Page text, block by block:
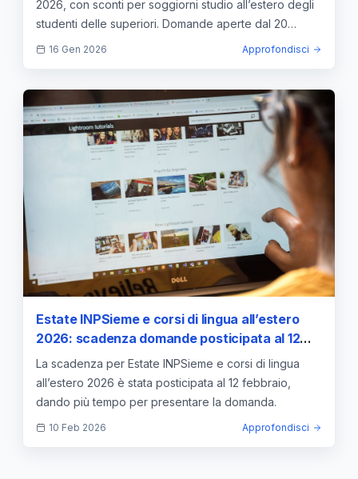
2026, con sconti per soggiorni studio all’estero degli
studenti delle superiori. Domande aperte dal 20
gennaio al 10 febbraio 2026.
16 Gen 2026 Approfondisci
Estate INPSieme e corsi di lingua all’estero
2026: scadenza domande posticipata al 12
febbraio — approfondimento e guida
La scadenza per Estate INPSieme e corsi di lingua
all’estero 2026 è stata posticipata al 12 febbraio,
dando più tempo per presentare la domanda.
10 Feb 2026 Approfondisci